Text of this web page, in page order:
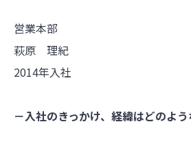
営業本部
萩原 理紀
2014年入社
－入社のきっかけ、経緯はどのよ